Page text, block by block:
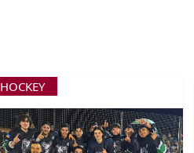
HOCKEY